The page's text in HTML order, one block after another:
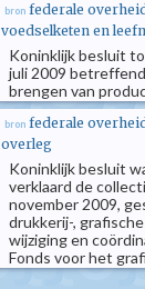
bron federale
voedselketen en
Koninklijk besluit
juli 2009
brengen van
bron federale
overleg
Koninklijk besluit
verklaard de
november 2009,
drukkerij-,
wijziging en
Fonds voor het